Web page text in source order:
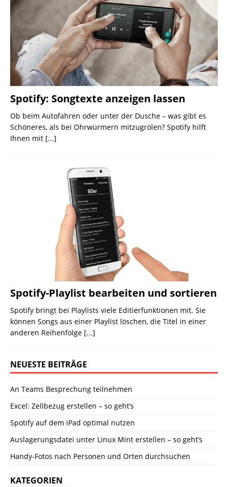
Spotify: Songtexte anzeigen lassen
Ob beim Autofahren oder unter der Dusche – was gibt es
Schöneres, als bei Ohrwürmern mitzugrölen? Spotify hilft
Ihnen mit [...]
Spotify-Playlist bearbeiten und sortieren
Spotify bringt bei Playlists viele Editierfunktionen mit. Sie
können Songs aus einer Playlist löschen, die Titel in einer
anderen Reihenfolge [...]
NEUESTE BEITRÄGE
An Teams Besprechung teilnehmen
Excel: Zellbezug erstellen – so geht’s
Spotify auf dem iPad optimal nutzen
Auslagerungsdatei unter Linux Mint erstellen – so geht’s
Handy-Fotos nach Personen und Orten durchsuchen
KATEGORIEN